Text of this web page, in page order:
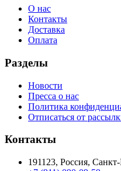
О нас
Контакты
Доставка
Оплата
Разделы
Новости
Пресса о нас
Политика
Отписаться от
Контакты
191123, Россия,